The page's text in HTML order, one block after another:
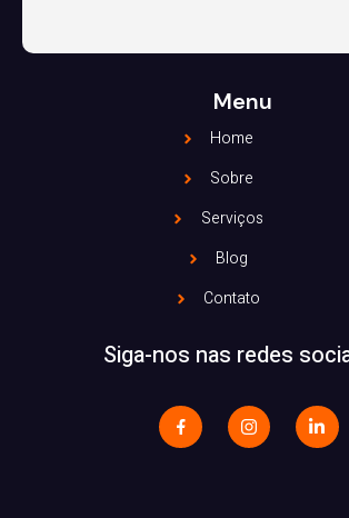
Menu
Home
Sobre
Serviços
Blog
Contato
Siga-nos nas redes